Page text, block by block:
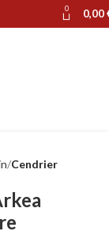
0 0,00
Cendrier